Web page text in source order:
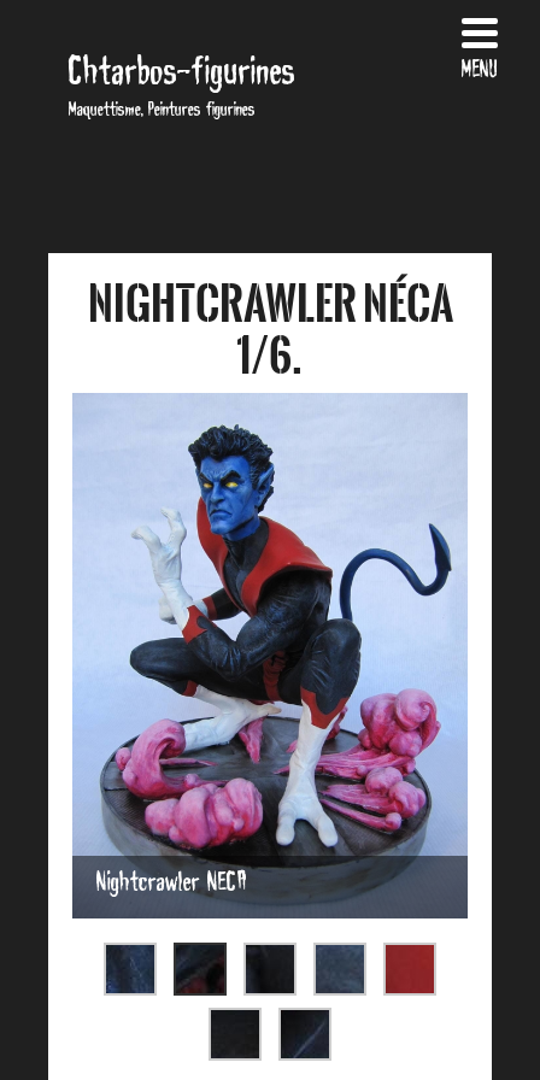
Chtarbos-figurines
Maquettisme, Peintures figurines
Nightcrawler néca
1/6.
Nightcrawler NECA
MENU